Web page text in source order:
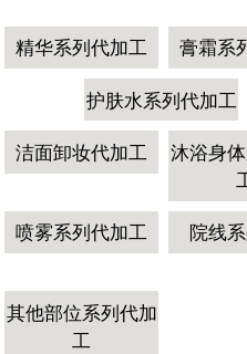
精华系列代加工 膏霜系
护肤水系列代加工
洁面卸妆代加工
沐浴身
喷雾系列代加工
院线
其他部位系列代加
工